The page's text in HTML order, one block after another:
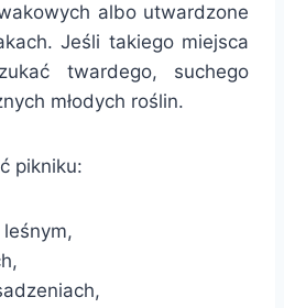
albo utwardzone
Jeśli takiego miejsca
twardego, suchego
młodych roślin.
pikniku: